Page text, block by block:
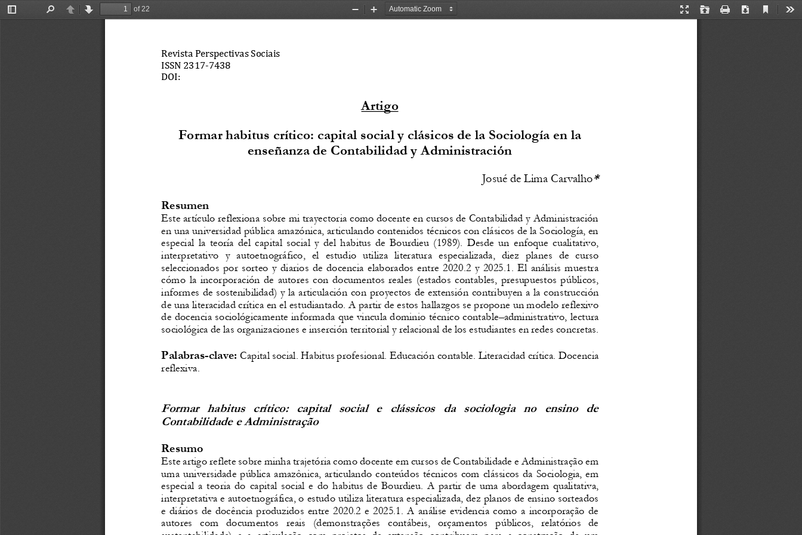
Toggle
PreviousNext
of 22
Presentation
Open Print Download
Current
Zoom
Zoom
Revista Perspectivas Sociais
ISSN 2317-7438
DOI:
Artigo
Formar habitus crítico: capital social y clásicos de la Sociología en la
enseñanza de Contabilidad y Administración
Josué de Lima Carvalho*
Resumen
Este artículo reflexiona sobre mi trayectoria como docente en cursos de Contabilidad y Administración
en una universidad pública amazónica, articulando contenidos técnicos con clásicos de la Sociología, en
especial la teoría del capital social y del habitus de Bourdieu (1989). Desde un enfoque cualitativo,
interpretativo y autoetnográfico, el estudio utiliza literatura especializada, diez planes de curso
seleccionados por sorteo y diarios de docencia elaborados entre 2020.2 y 2025.1. El análisis muestra
cómo la incorporación de autores con documentos reales (estados contables, presupuestos públicos,
informes de sostenibilidad) y la articulación con proyectos de extensión contribuyen a la construcción
de una literacidad crítica en el estudiantado. A partir de estos hallazgos se propone un modelo reflexivo
de docencia sociológicamente informada que vincula dominio técnico contable–administrativo, lectura
sociológica de las organizaciones e inserción territorial yrelacional de los estudiantes en redes concretas.
Palabras-clave: Capital social. Habitus profesional. Educación contable. Literacidad crítica. Docencia
reflexiva.
Formar habitus crítico: capital social e clássicos da sociologia no ensino
de
Contabilidade eAdministração
Resumo
Este artigoreflete sobre minhatrajetóriacomodocente em cursos de Contabilidade e Administraçãoem
uma universidade pública amazônica, articulando conteúdos técnicos com clássicos da Sociologia, em
especial a teoria do capital social e do habitus de Bourdieu. A partir de uma abordagem qualitativa,
interpretativa e autoetnográfica, o estudo utiliza literatura especializada, dez planos de ensino sorteados
e diários de docência produzidos entre 2020.2 e 2025.1. A análise evidencia como a incorporação de
autores
com documentos reais (demonstrações contábeis, orçamentos públicos, relatórios
de